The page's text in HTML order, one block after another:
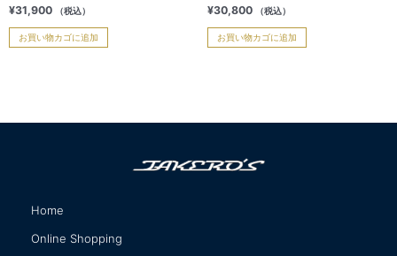
¥31,900 （税込）
お買い物カゴに追加
¥30,800 （税込）
お買い物カゴに追加
Home
Online Shopping